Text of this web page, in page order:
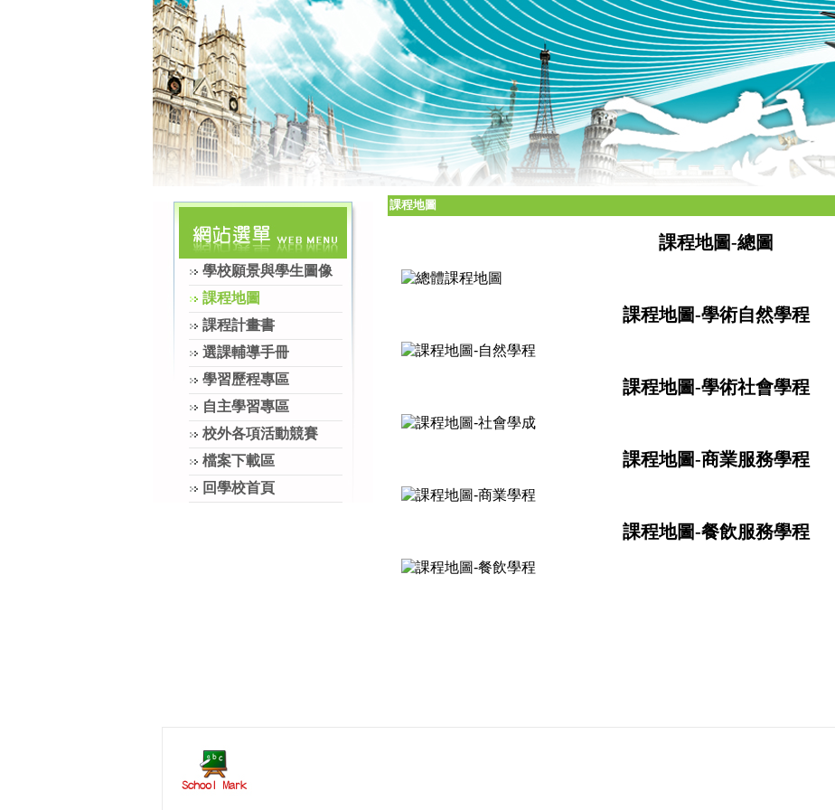
學校願景與學生圖像
課程地圖
課程計畫書
選課輔導手冊
學習歷程專區
自主學習專區
校外各項活動競賽
檔案下載區
回學校首頁
課程地圖
課程地圖-總圖
課程地圖-學術自然學程
課程地圖-學術社會學程
課程地圖-商業服務學程
課程地圖-餐飲服務學程